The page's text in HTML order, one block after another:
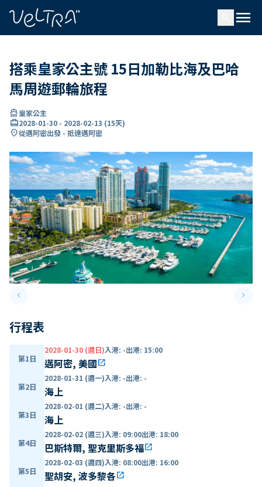
menu
搭乘皇家公主號 15日加勒比海及巴哈
馬周遊郵輪旅程
directions_boat皇家公主
card_travel2028-01-30 - 2028-02-13 (15天)
location_on從邁阿密出發 - 抵達邁阿密
keyboard_arrow_leftPrevious slide keyboard_arrow_right
行程表
第1日
2028-01-30 (週日)入港: -出港: 15:00
邁阿密, 美國open_in_new
第2日
2028-01-31 (週一)入港: -出港: -
海上
第3日
2028-02-01 (週二)入港: -出港: -
海上
第4日
2028-02-02 (週三)入港: 09:00出港: 18:00
巴斯特爾, 聖克里斯多福open_in_new
第5日
2028-02-03 (週四)入港: 08:00出港: 16:00
聖胡安, 波多黎各open_in_new